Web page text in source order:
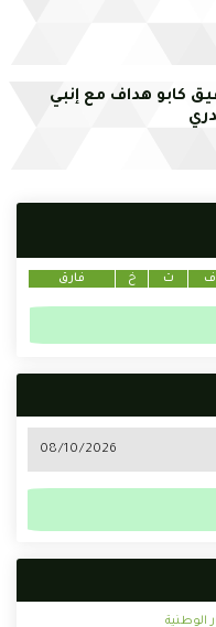
كابو هداف مع إنبي
ف ت خ فارق
الوطنية